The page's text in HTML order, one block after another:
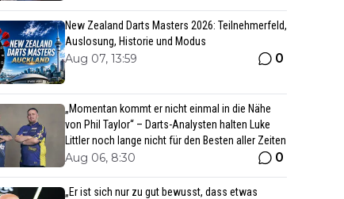
New Zealand Darts Masters 2026: Teilnehmerfeld,
Auslosung, Historie und Modus
Aug 07, 13:59 0
„Momentan kommt er nicht einmal in die Nähe
von Phil Taylor“ – Darts-Analysten halten Luke
Littler noch lange nicht für den Besten aller Zeiten
Aug 06, 8:30 0
„Er ist sich nur zu gut bewusst, dass etwas